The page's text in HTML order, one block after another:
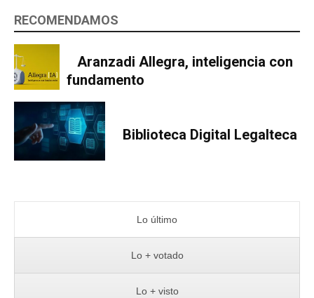
RECOMENDAMOS
Aranzadi Allegra, inteligencia con
fundamento
Biblioteca Digital Legalteca
Lo último
Lo + votado
Lo + visto